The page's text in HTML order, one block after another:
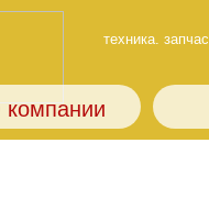
техника.